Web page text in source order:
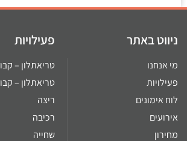
ניווט באתר
מי אנחנו
פעילויות
לוח אימונים
אירועים
מחירון
פעילויות
טריאתלון –
טריאתלון –
ריצה
רכיבה
שחייה